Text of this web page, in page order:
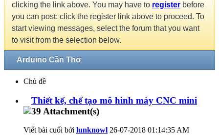
clicking the link above. You may have to register before
you can post: click the register link above to proceed. To
start viewing messages, select the forum that you want
to visit from the selection below.
Arduino Cần Thơ
Chủ đề
Thiết kế, chế tạo mô hình máy CNC mini
Viết bài cuối bởi lunknowl 26-07-2018 01:14:35 AM